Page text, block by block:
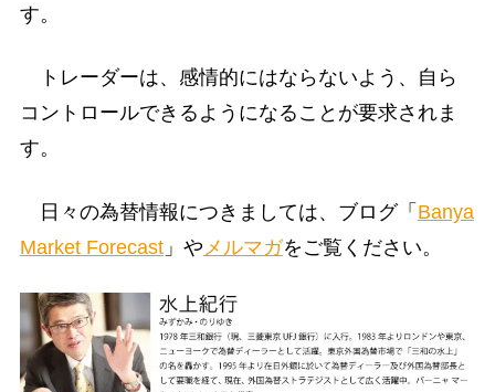
す。
トレーダーは、感情的にはならないよう、自ら
コントロールできるようになることが要求されま
す。
日々の為替情報につきましては、ブログ「 Banya
Market Forecast」や メルマガをご覧ください。